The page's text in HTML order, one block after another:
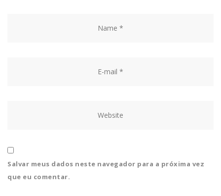
Salvar meus dados neste navegador para a próxima vez
que eu comentar.